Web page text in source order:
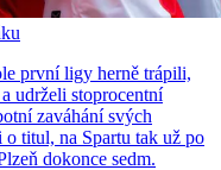
první ligy herně trápili,
udrželi stoprocentní
zaváhání svých
titul, na Spartu tak už po
dokonce sedm.